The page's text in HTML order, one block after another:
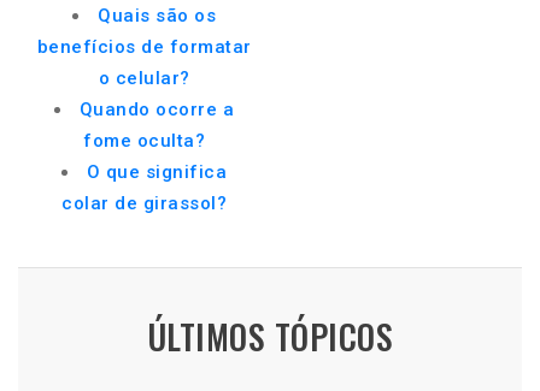
Quais são os
benefícios de formatar
o celular?
Quando ocorre a
fome oculta?
O que significa
colar de girassol?
ÚLTIMOS TÓPICOS